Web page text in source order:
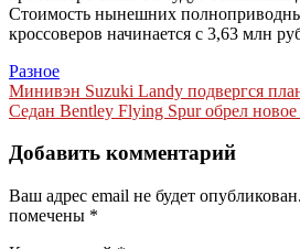
Стоимость нынешних
кроссоверов начинается с 3,63 млн
Разное
Навигация
по
записям
Минивэн Suzuki Landy подвергся
Седан Bentley Flying Spur обрел
Добавить комментарий
Ваш адрес email не будет опубликован.
помечены *